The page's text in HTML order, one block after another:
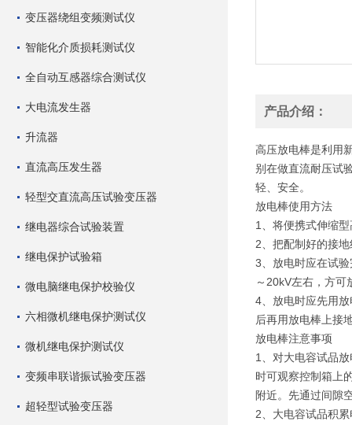
变压器绕组变频测试仪
智能化介质损耗测试仪
全自动互感器综合测试仪
大电流发生器
升流器
直流高压发生器
轻型交直流高压试验变压器
继电器综合试验装置
继电保护试验箱
微电脑继电保护校验仪
六相微机继电保护测试仪
微机继电保护测试仪
变频串联谐振试验变压器
超轻型试验变压器
产品介绍：
高压放电棒是利用
别在做直流耐压试
轻、安全。
放电棒使用方法
1、将便携式伸缩
2、把配制好的接
3、放电时应在试
～20kV左右，
4、放电时应先用
后再用放电棒上接
放电棒注意事项
1、对大电容试品
时可观察控制箱上
附近。先通过间
2、大电容试品积